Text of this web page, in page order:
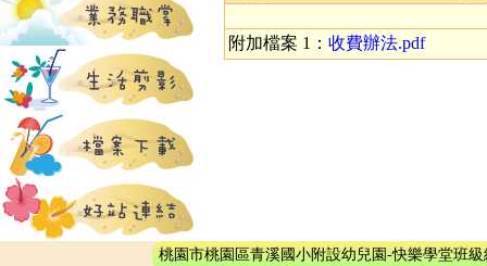
附加檔案 1： 收費辦法.pdf
桃園市桃園區青溪國小附設幼兒園-快樂學堂班